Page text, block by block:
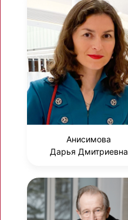
Анисимова
Дарья Дмитриевна